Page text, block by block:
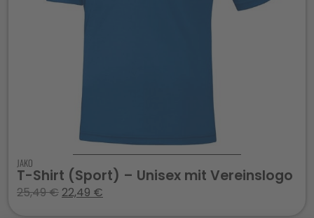
JAKO
T-Shirt (Sport) – Unisex mit Vereinslogo
25,49€ 22,49 €